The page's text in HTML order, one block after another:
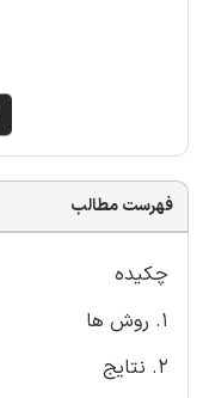
فهرست مطالب
چکیده
1. روش ها
2. نتایج